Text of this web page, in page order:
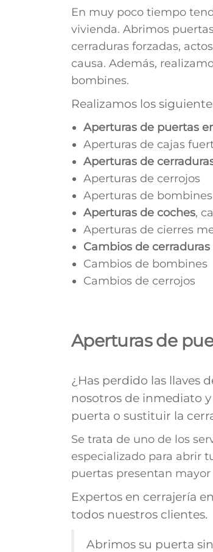
En muy poco tiempo
vivienda. Abrimos
cerraduras forzadas,
causa. Además,
bombines.
Realizamos los
Aperturas de puertas
Aperturas de cajas
Aperturas de
Aperturas de cerrojos
Aperturas de bombines
Aperturas de coches,
Aperturas de cierres
Cambios de cerraduras
Cambios de bombines
Cambios de cerrojos
Aperturas de
¿Has perdido las llaves
nosotros de inmediato
puerta o sustituir la
Se trata de uno de los
especializado para abrir
puertas presentan
Expertos en cerrajería en
todos nuestros clientes.
Abrimos su puerta